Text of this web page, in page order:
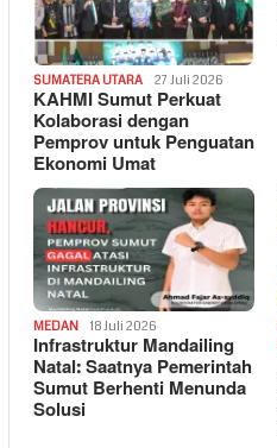
SUMATERA UTARA 27 Juli 2026
KAHMI Sumut Perkuat
Kolaborasi dengan
Pemprov untuk Penguatan
Ekonomi Umat
MEDAN 18 Juli 2026
Infrastruktur Mandailing
Natal: Saatnya Pemerintah
Sumut Berhenti Menunda
Solusi